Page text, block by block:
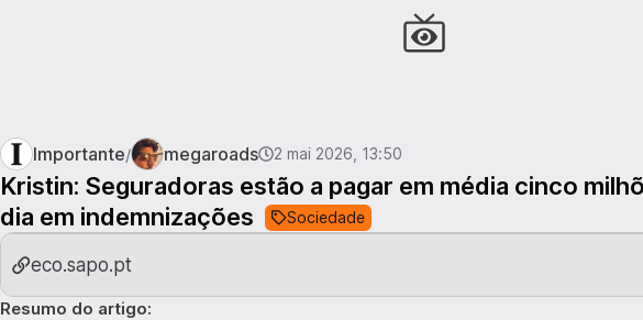
Importante/ megaroads 2 mai 2026, 13:50
Kristin: Seguradoras estão a pagar em média cinco
dia em indemnizações
Sociedade
eco.sapo.pt
Resumo do artigo: